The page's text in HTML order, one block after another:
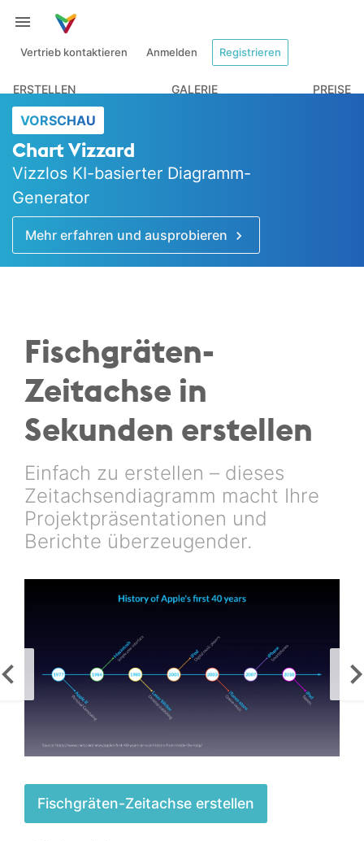
Vertrieb kontaktieren Anmelden Registrieren
ERSTELLEN GALERIE PREISE
VORSCHAU
Chart Vizzard
Vizzlos KI-basierter Diagramm-
Generator
Mehr erfahren und ausprobieren
Fischgräten-
Zeitachse in
Sekunden erstellen
Einfach zu erstellen – dieses
Zeitachsendiagramm macht Ihre
Projektpräsentationen und
Berichte überzeugender.
Fischgräten-Zeitachse erstellen